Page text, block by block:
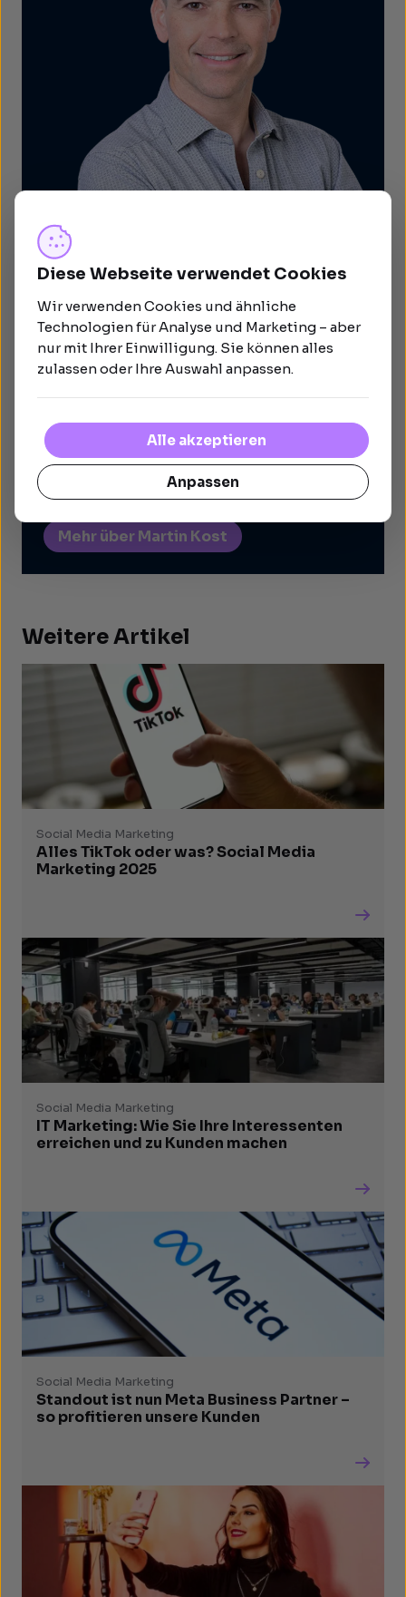
Über den Autor
Martin Kost ist Inhaber der Online
Marketing Agentur Standout, schreibt seit
2011 über Online Marketing Themen und ist
Autor des Buches „Überzeugen im Web“.
Mehr über Martin Kost
Weitere Artikel
Social Media Marketing
Alles TikTok oder was? Social Media
Marketing 2025
Social Media Marketing
IT Marketing: Wie Sie Ihre Interessenten
erreichen und zu Kunden machen
Social Media Marketing
Standout ist nun Meta Business Partner –
so profitieren unsere Kunden
Diese Webseite verwendet Cookies
Wir verwenden Cookies und ähnliche
Technologien für Analyse und Marketing – aber
nur mit Ihrer Einwilligung. Sie können alles
zulassen oder Ihre Auswahl anpassen.
Anpassen
Alle akzeptieren